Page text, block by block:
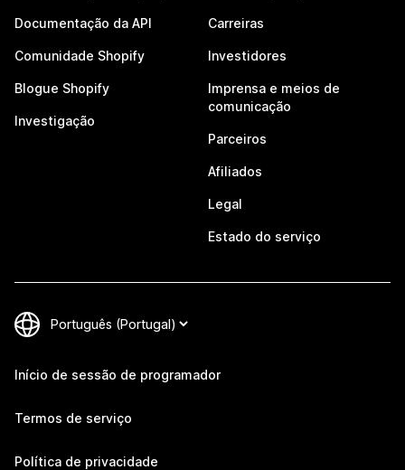
Documentação da API
Comunidade Shopify
Blogue Shopify
Investigação
Carreiras
Investidores
Imprensa e meios de
comunicação
Parceiros
Afiliados
Legal
Estado do serviço
Início de sessão de programador
Termos de serviço
Política de privacidade